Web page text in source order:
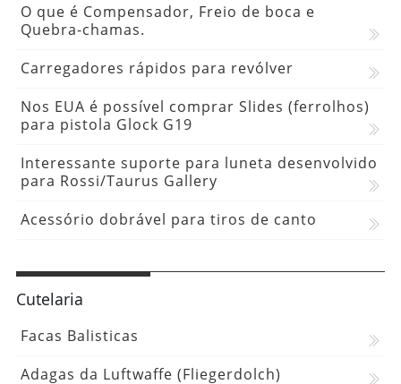
O que é Compensador, Freio de boca e
Quebra-chamas.
Carregadores rápidos para revólver
Nos EUA é possível comprar Slides (ferrolhos)
para pistola Glock G19
Interessante suporte para luneta desenvolvido
para Rossi/Taurus Gallery
Acessório dobrável para tiros de canto
Cutelaria
Facas Balisticas
Adagas da Luftwaffe (Fliegerdolch)